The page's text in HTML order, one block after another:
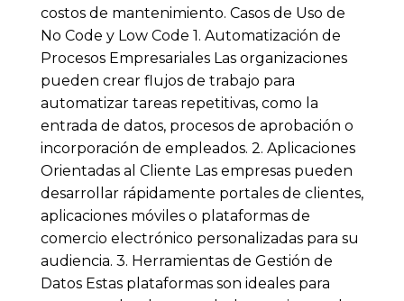
costos de mantenimiento. Casos de Uso de
No Code y Low Code 1. Automatización de
Procesos Empresariales Las organizaciones
pueden crear flujos de trabajo para
automatizar tareas repetitivas, como la
entrada de datos, procesos de aprobación o
incorporación de empleados. 2. Aplicaciones
Orientadas al Cliente Las empresas pueden
desarrollar rápidamente portales de clientes,
aplicaciones móviles o plataformas de
comercio electrónico personalizadas para su
audiencia. 3. Herramientas de Gestión de
Datos Estas plataformas son ideales para